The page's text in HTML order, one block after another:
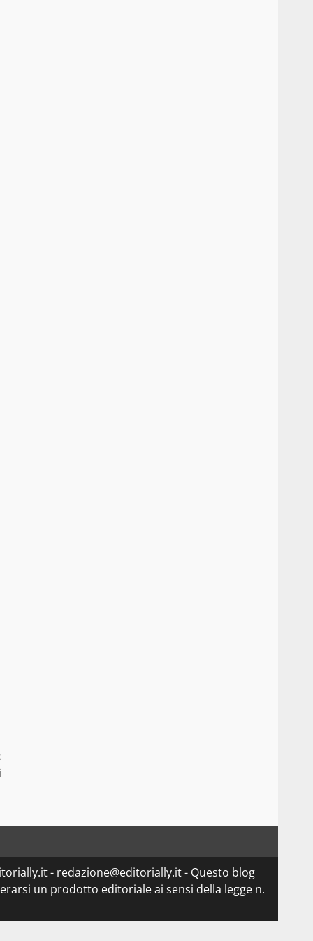
- redazione@editorially.it - Questo blog
un prodotto editoriale ai sensi della legge n.